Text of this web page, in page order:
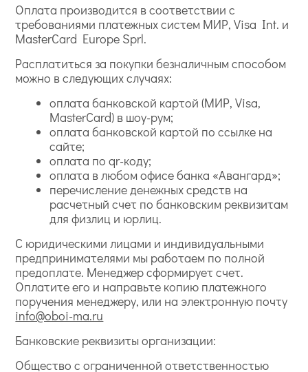
Оплата производится в соответствии с
требованиями платежных систем МИР, Visa Int. и
MasterCard Europe Sprl.
Расплатиться за покупки безналичным способом
можно в следующих случаях:
оплата банковской картой (МИР, Visa,
MasterCard) в шоу-рум;
оплата банковской картой по ссылке на
сайте;
оплата по qr-коду;
оплата в любом офисе банка «Авангард»;
перечисление денежных средств на
расчетный счет по банковским реквизитам
для физлиц и юрлиц.
С юридическими лицами и индивидуальными
предпринимателями мы работаем по полной
предоплате. Менеджер сформирует счет.
Оплатите его и направьте копию платежного
поручения менеджеру, или на электронную почту
info@oboi-ma.ru
Банковские реквизиты организации:
Общество с ограниченной ответственностью